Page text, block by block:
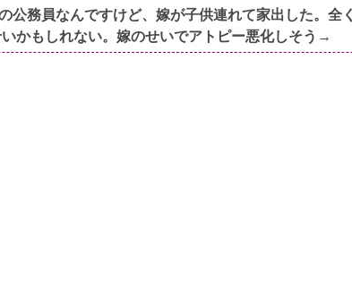
公務員なんですけど、嫁が子供連れて家出した。全
かもしれない。嫁のせいでアトピー悪化しそう→